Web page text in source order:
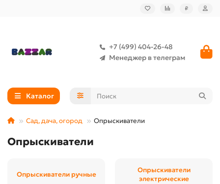
₽
+7 (499) 404-26-48
Менеджер в телеграм
Каталог
Сад, дача, огород Опрыскиватели
Опрыскиватели
Опрыскиватели ручные
Опрыскиватели
электрические